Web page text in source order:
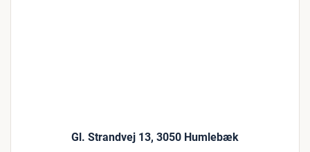
Gl. Strandvej 13, 3050 Humlebæk